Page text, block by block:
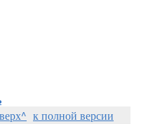
к полной версии